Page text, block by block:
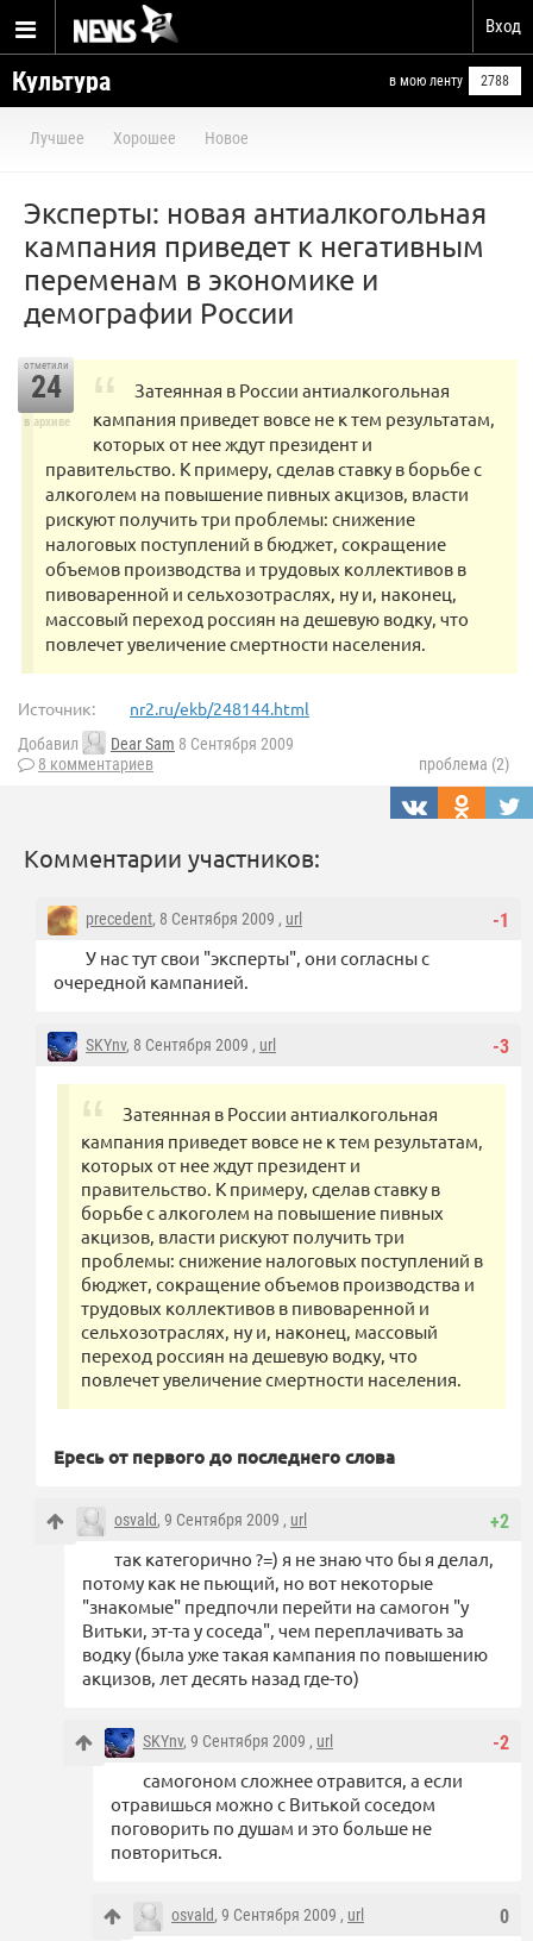
Вход
Культура в мою ленту 2788
Лучшее Хорошее Новое
Эксперты: новая антиалкогольная
кампания приведет к негативным
переменам в экономике и
демографии России
отметили
24
в архиве
Затеянная в России антиалкогольная
кампания приведет вовсе не к тем результатам,
которых от нее ждут президент и
правительство. К примеру, сделав ставку в борьбе с
алкоголем на повышение пивных акцизов, власти
рискуют получить три проблемы: снижение
налоговых поступлений в бюджет, сокращение
объемов производства и трудовых коллективов в
пивоваренной и сельхозотраслях, ну и, наконец,
массовый переход россиян на дешевую водку, что
повлечет увеличение смертности населения.
Источник: nr2.ru/ekb/248144.html
Добавил Dear Sam 8 Сентября 2009
8 комментариев
проблема (2)
Комментарии участников:
-1
precedent, 8 Сентября 2009 , url
У нас тут свои "эксперты", они согласны с
очередной кампанией.
-3
SKYnv, 8 Сентября 2009 , url
Затеянная в России антиалкогольная
кампания приведет вовсе не к тем результатам,
которых от нее ждут президент и
правительство. К примеру, сделав ставку в
борьбе с алкоголем на повышение пивных
акцизов, власти рискуют получить три
проблемы: снижение налоговых поступлений в
бюджет, сокращение объемов производства и
трудовых коллективов в пивоваренной и
сельхозотраслях, ну и, наконец, массовый
переход россиян на дешевую водку, что
повлечет увеличение смертности населения.
Ересь от первого до последнего слова
+2
osvald, 9 Сентября 2009 , url
так категорично ?=) я не знаю что бы я делал,
потому как не пьющий, но вот некоторые
"знакомые" предпочли перейти на самогон "у
Витьки, эт-та у соседа", чем переплачивать за
водку (была уже такая кампания по повышению
акцизов, лет десять назад где-то)
-2
SKYnv, 9 Сентября 2009 , url
самогоном сложнее отравится, а если
отравишься можно с Витькой соседом
поговорить по душам и это больше не
повториться.
0
osvald, 9 Сентября 2009 , url